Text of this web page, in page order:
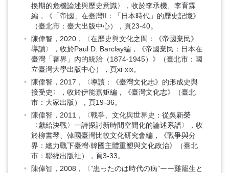
換期的危機論述與歷史意識〉，收於李承機、李育霖
編，《「帝國」在臺灣II：「日本時代」的歷史記憶》
（臺北市：臺大出版中心），頁23-40。
陳偉智，2020，〈在歷史與文化之間：《帝國棄民》
導讀〉，收於Paul D. Barclay編，《帝國棄民：日本在
臺灣「蕃界」內的統治（1874-1945）》（臺北市：國
立臺灣大學出版中心），頁xi-xix。
陳偉智，2017，〈導讀：《臺灣文化志》的形成史與
接受史〉，收於伊能嘉矩編，《臺灣文化志》（臺北
市：大家出版），頁19-36。
陳偉智，2011，〈戰爭、文化與世界史：從吳新榮
〈獻給決戰〉一詩探討新時間空間化的論述系譜〉，收
於柳書琴、韓國臺灣比較文化研究會編，《戰爭與分
界：總力戰下臺灣‧韓國主體重塑與文化政治》（臺北
市：聯經出版社），頁3-33。
陳偉智，2008，〈”患ったのは時代の病”ーー雞籠生と